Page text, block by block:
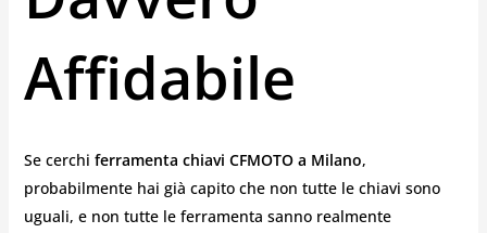
Affidabile
Se cerchi ferramenta chiavi CFMOTO a Milano,
probabilmente hai già capito che non tutte le chiavi sono
uguali, e non tutte le ferramenta sanno realmente